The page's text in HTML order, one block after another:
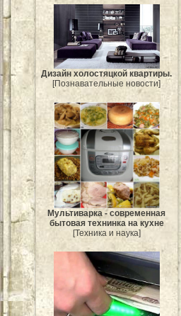
Дизайн холостяцкой квартиры.
[Познавательные новости]
Мультиварка - современная
бытовая технинка на кухне
[Техника и наука]